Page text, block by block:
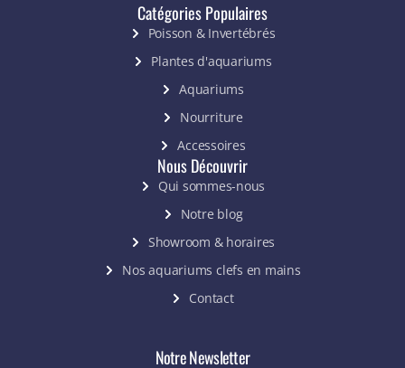
Catégories Populaires
Poisson & Invertébrés
Plantes d'aquariums
Aquariums
Nourriture
Accessoires
Nous Découvrir
Qui sommes-nous
Notre blog
Showroom & horaires
Nos aquariums clefs en mains
Contact
Notre Newsletter